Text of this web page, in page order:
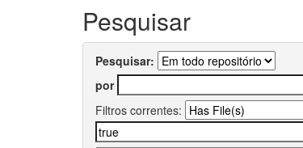
Pesquisar
Pesquisar:
por
Filtros correntes: